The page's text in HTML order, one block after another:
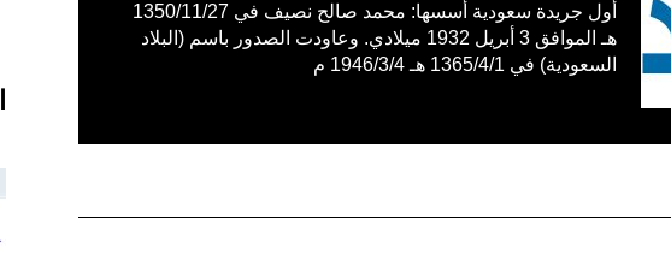
أول جريدة سعودية أسسها: محمد صالح نصيف في 1350/11/27
هـ الموافق 3 أبريل 1932 ميلادي. وعاودت الصدور باسم (البلاد
السعودية) في 1365/4/1 هـ 1946/3/4 م